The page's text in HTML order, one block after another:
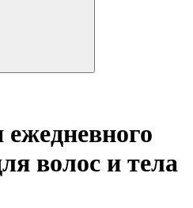
волос и тела